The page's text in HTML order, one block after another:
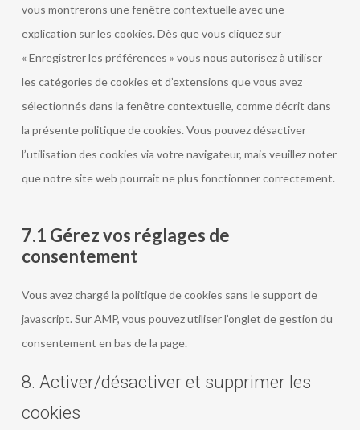
vous montrerons une fenêtre contextuelle avec une
explication sur les cookies. Dès que vous cliquez sur
« Enregistrer les préférences » vous nous autorisez à utiliser
les catégories de cookies et d’extensions que vous avez
sélectionnés dans la fenêtre contextuelle, comme décrit dans
la présente politique de cookies. Vous pouvez désactiver
l’utilisation des cookies via votre navigateur, mais veuillez noter
que notre site web pourrait ne plus fonctionner correctement.
7.1 Gérez vos réglages de
consentement
Vous avez chargé la politique de cookies sans le support de
javascript. Sur AMP, vous pouvez utiliser l’onglet de gestion du
consentement en bas de la page.
8. Activer/désactiver et supprimer les
cookies